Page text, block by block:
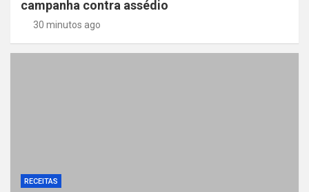
campanha contra assédio
30 minutos ago
RECEITAS